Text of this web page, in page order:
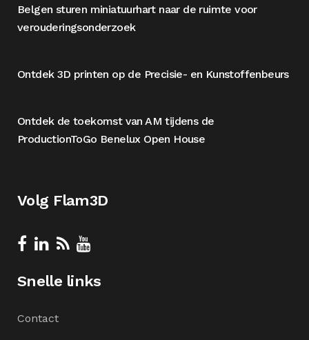
Belgen sturen miniatuurhart naar de ruimte voor
verouderingsonderzoek
Ontdek 3D printen op de Precisie- en Kunstoffenbeurs
Ontdek de toekomst van AM tijdens de
ProductionToGo Benelux Open House
Volg Flam3D
Snelle links
Contact